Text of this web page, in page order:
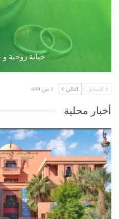
خيانة زوجية
السابق التالي 1 من 449
أخبار محلية